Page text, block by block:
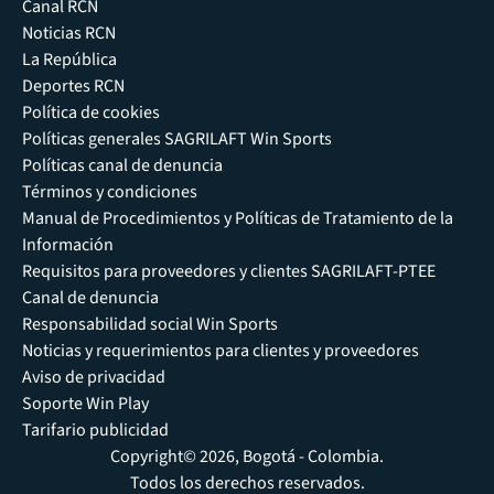
Canal RCN
Noticias RCN
La República
Deportes RCN
Política de cookies
Políticas generales SAGRILAFT Win Sports
Políticas canal de denuncia
Términos y condiciones
Manual de Procedimientos y Políticas de Tratamiento de la
Información
Requisitos para proveedores y clientes SAGRILAFT-PTEE
Canal de denuncia
Responsabilidad social Win Sports
Noticias y requerimientos para clientes y proveedores
Aviso de privacidad
Soporte Win Play
Tarifario publicidad
Copyright© 2026, Bogotá - Colombia.
Todos los derechos reservados.